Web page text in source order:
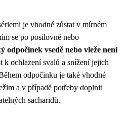
je vhodné zůstat v mírném
se po posilovně nebo
odpočinek vsedě nebo vleže není
k ochlazení svalů a snížení jejich
odpočinku je také vhodné
a v případě potřeby doplnit
sacharidů.